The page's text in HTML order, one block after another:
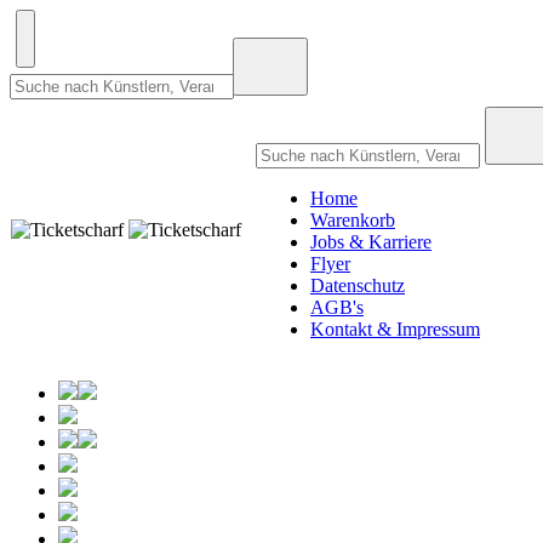
Home
Warenkorb
Jobs & Karriere
Flyer
Datenschutz
AGB's
Kontakt & Impressum